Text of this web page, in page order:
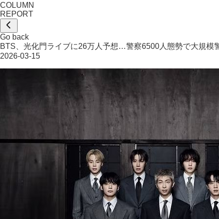
COLUMN
REPORT
Go back
BTS、光化門ライブに26万人予想…警察6500人態勢で大規模
2026-03-15